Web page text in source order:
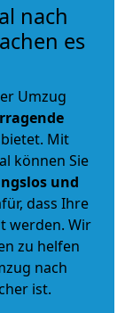
nach
es
Umzug
Mit
können Sie
und
dass Ihre
werden. Wir
zu helfen
nach
ist.